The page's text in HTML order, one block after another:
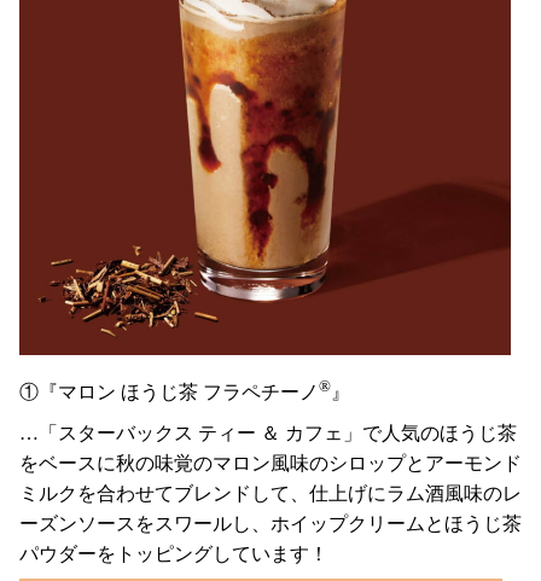
①『マロン ほうじ茶 フラペチーノ ®』
…「スターバックス ティー ＆ カフェ」で人気のほうじ茶
をベースに秋の味覚のマロン風味のシロップとアーモンド
ミルクを合わせてブレンドして、仕上げにラム酒風味のレ
ーズンソースをスワールし、ホイップクリームとほうじ茶
パウダーをトッピングしています！